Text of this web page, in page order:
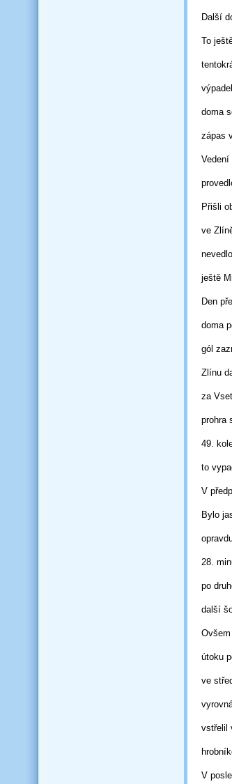
Další
To
doma
zápas
Přišli
ve
ještě
Den
doma
gól
Zlínu
za
prohra
49.
to
V
Bylo
28.
po
další
útoku
ve
vstřelil
V